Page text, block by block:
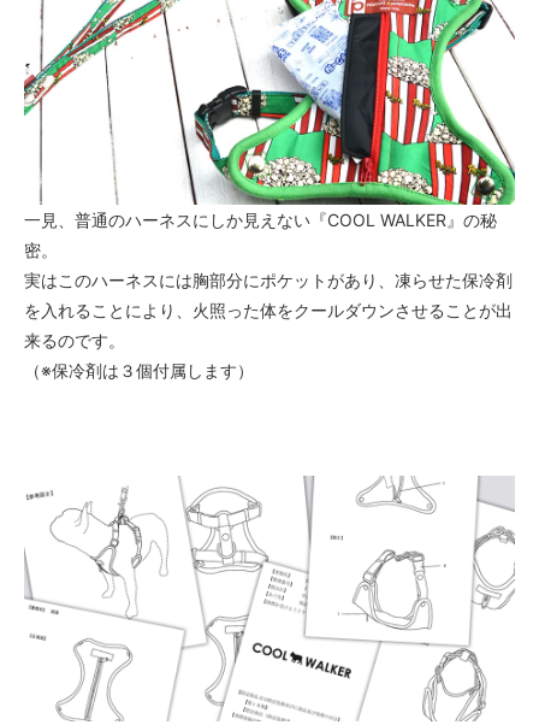
一見、普通のハーネスにしか見えない『COOL WALKER』の秘
密。
実はこのハーネスには胸部分にポケットがあり、凍らせた保冷剤
を入れることにより、火照った体をクールダウンさせることが出
来るのです。
（※保冷剤は３個付属します）